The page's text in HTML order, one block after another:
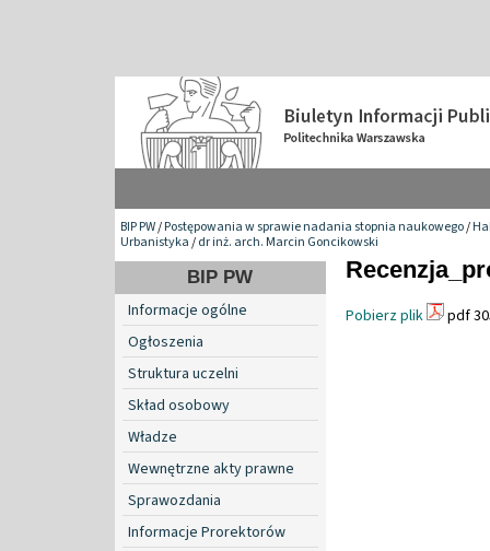
BIP PW/Postępowania w sprawie nadania stopnia naukowego/
Urbanistyka/dr inż. arch. Marcin Goncikowski
BIP PW
Informacje ogólne
Ogłoszenia
Struktura uczelni
Skład osobowy
Władze
Wewnętrzne akty prawne
Sprawozdania
Informacje Prorektorów
Pobierz plik pdf